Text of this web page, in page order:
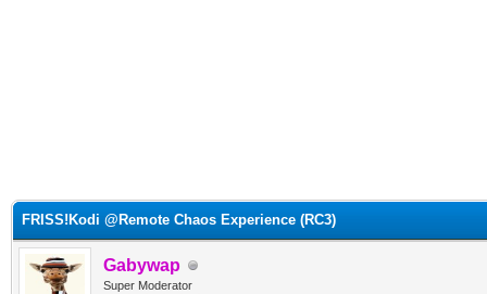
FRISS!Kodi @Remote Chaos Experience (RC3)
Gabywap
Super Moderator